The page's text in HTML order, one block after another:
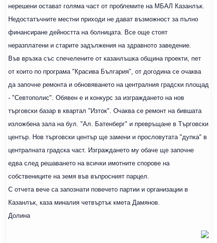
нерешени остават голяма част от проблемите на МБАЛ Казанлък.
Недостатъчните местни приходи не дават възможност за пълно
финансиране дейността на болницата. Все още стоят
неразплатени и старите задължения на здравното заведение.
Във връзка със спечелените от казанлъшка община проекти, пет
от които по програма "Красива България", от догодина се очаква
да започне ремонта и обновяването на централния градски площад
- "Севтополис". Обявен е и конкурс за изграждането на нов
търговски базар в квартал "Изток". Очаква се ремонт на бившата
изложбена зала на бул. "Ал. Батенберг" и превръщане в Търговски
център. Нов търговски център ще замени и прословутата "дупка" в
централната градска част. Изграждането му обаче ще започне
едва след решаването на всички имотните спорове на
собствениците на земя във въпросният парцел.
С отчета вече са запознати повечето партии и организации в
Казанлък, каза миналия четвъртък кмета Дамянов.
Долина